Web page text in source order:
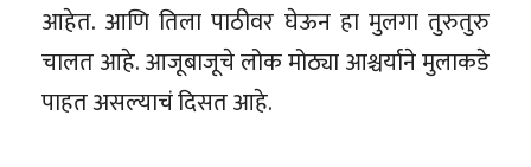
आहेत. आणि तिला पाठीवर घेऊन हा मुलगा तुरुतुरु
चालत आहे. आजूबाजूचे लोक मोठ्या आश्चर्याने मुलाकडे
पाहत असल्याचं दिसत आहे.